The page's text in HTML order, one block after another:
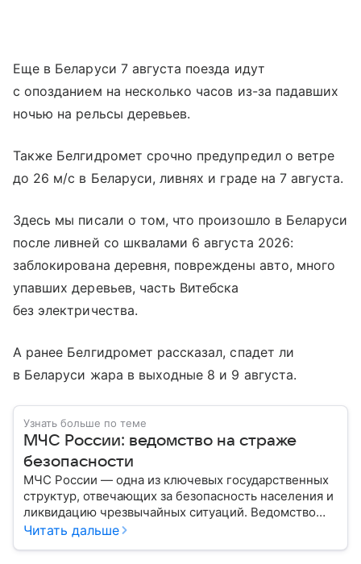
Еще в Беларуси 7 августа поезда идут
с опозданием на несколько часов из-за падавших
ночью на рельсы деревьев.
Также Белгидромет срочно предупредил о ветре
до 26 м/с в Беларуси, ливнях и граде на 7 августа.
Здесь мы писали о том, что произошло в Беларуси
после ливней со шквалами 6 августа 2026:
заблокирована деревня, повреждены авто, много
упавших деревьев, часть Витебска
без электричества.
А ранее Белгидромет рассказал, спадет ли
в Беларуси жара в выходные 8 и 9 августа.
Узнать больше по теме
МЧС России: ведомство на страже
безопасности
МЧС России — одна из ключевых государственных
структур, отвечающих за безопасность населения и
ликвидацию чрезвычайных ситуаций. Ведомство
играет важную роль в защите граждан от
Читать дальше